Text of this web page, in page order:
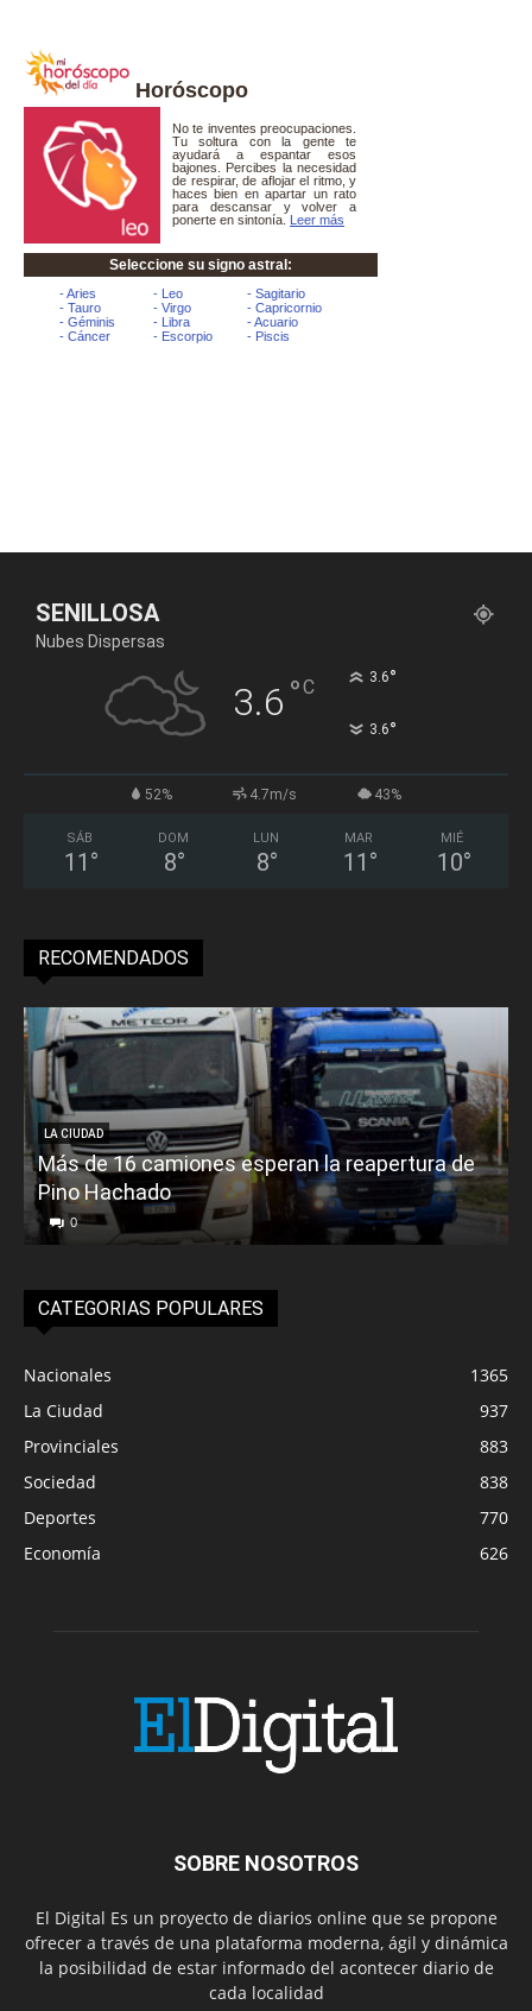
Horóscopo
SENILLOSA
Nubes Dispersas
3.6 °C 3.6°
3.6°
52% 4.7m/s 43%
SÁB
11 °
DOM
8°
LUN
8°
MAR
11 °
MIÉ
10°
RECOMENDADOS
LA CIUDAD
Más de 16 camiones esperan la reapertura de
Pino Hachado
0
CATEGORIAS POPULARES
Nacionales
1365
La Ciudad
937
Provinciales
883
Sociedad
838
Deportes
770
Economía
626
SOBRE NOSOTROS
El Digital Es un proyecto de diarios online que se propone
ofrecer a través de una plataforma moderna, ágil y dinámica
la posibilidad de estar informado del acontecer diario de
cada localidad